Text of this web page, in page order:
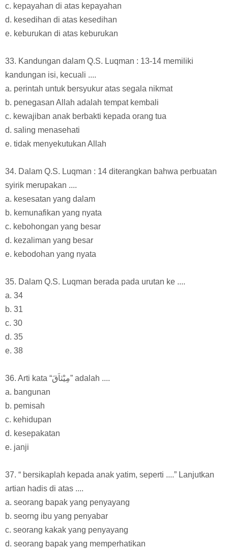
c. kepayahan di atas kepayahan
d. kesedihan di atas kesedihan
e. keburukan di atas keburukan
33. Kandungan dalam Q.S. Luqman : 13-14 memiliki
kandungan isi, kecuali ....
a. perintah untuk bersyukur atas segala nikmat
b. penegasan Allah adalah tempat kembali
c. kewajiban anak berbakti kepada orang tua
d. saling menasehati
e. tidak menyekutukan Allah
34. Dalam Q.S. Luqman : 14 diterangkan bahwa perbuatan
syirik merupakan ....
a. kesesatan yang dalam
b. kemunafikan yang nyata
c. kebohongan yang besar
d. kezaliman yang besar
e. kebodohan yang nyata
35. Dalam Q.S. Luqman berada pada urutan ke ....
a. 34
b. 31
c. 30
d. 35
e. 38
36. Arti kata “مِيْثاَقَ” adalah ....
a. bangunan
b. pemisah
c. kehidupan
d. kesepakatan
e. janji
37. “ bersikaplah kepada anak yatim, seperti ....” Lanjutkan
artian hadis di atas ....
a. seorang bapak yang penyayang
b. seorng ibu yang penyabar
c. seorang kakak yang penyayang
d. seorang bapak yang memperhatikan